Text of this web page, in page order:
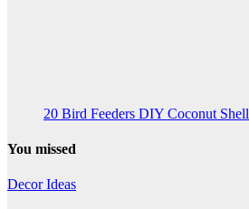
20 Bird Feeders DIY Coconut Shell
You missed
Decor Ideas